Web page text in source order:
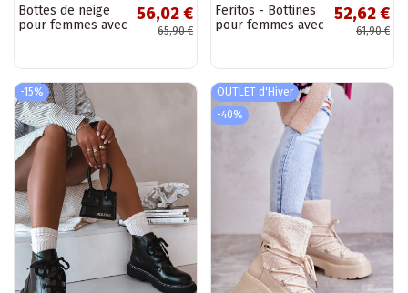
Bottes de neige
pour femmes avec
56,02 €
65,90 €
Feritos - Bottines
pour femmes avec
52,62 €
61,90 €
-15%
OUTLET d'Hiver
-40%